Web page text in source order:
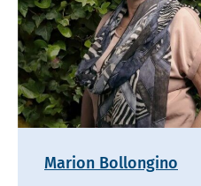
Marion Bollongino